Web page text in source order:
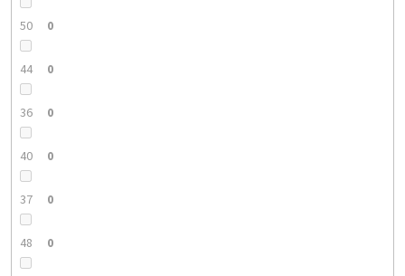
50 0
44 0
36 0
40 0
37 0
48 0